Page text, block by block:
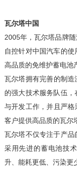
瓦尔塔中国
2005年，瓦尔塔品牌
自控针对中国汽车的
高品质的免维护蓄电池
瓦尔塔拥有完善的制
的强大技术服务队伍
与开发工作，并且严格
客户提供高品质的瓦尔塔
瓦尔塔不仅专注于产品
采用先进的蓄电池技
升、能耗更低、污染更